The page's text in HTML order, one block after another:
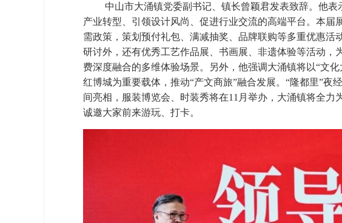
中山市大涌镇党委副书记、镇长曾颖君发表致辞。他
产业转型、引领设计风尚、促进行业交流的高端平台。本届
需政策，策划预付礼包、满减抽奖、品牌联购等多重优惠活
研讨外，还有优秀工艺作品展、书画展、非遗体验等活动，
费深度融合的多维体验场景。另外，他强调大涌镇将以“文
红博城为重要载体，推动“产文商旅”融合发展。“隆都里”夜
间亮相，服装博览会、时装秀将在11月举办，大涌镇将全力
诚邀大家前来游玩、打卡。